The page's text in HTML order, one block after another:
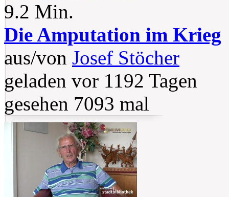
9.2 Min.
Die Amputation im Krieg
aus/von Josef Stöcher
geladen vor 1192 Tagen
gesehen 7093 mal